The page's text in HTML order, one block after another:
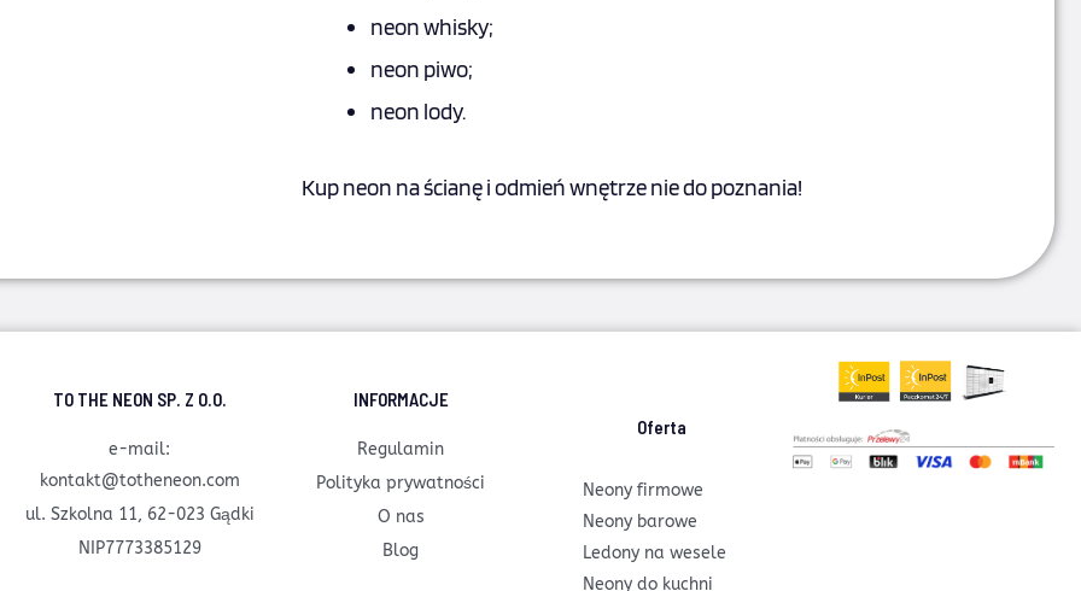
neon whisky;
neon piwo;
neon lody.
Kupneon na ścianęi odmień wnętrze nie do poznania!
TO THE NEON SP. Z O.O.
e-mail:
kontakt@totheneon.com
ul. Szkolna 11, 62-023 Gądki
NIP7773385129
INFORMACJE
Regulamin
Polityka prywatności
O nas
Blog
Oferta
Neony firmowe
Neony barowe
Ledony na wesele
Neony do kuchni